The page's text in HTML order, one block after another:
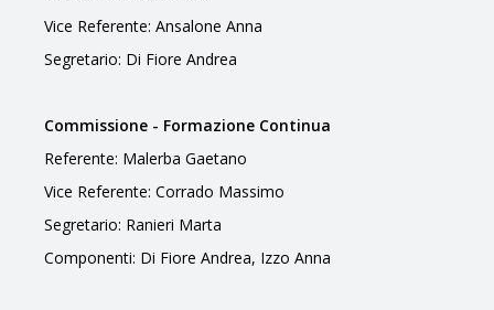
Vice Referente: Ansalone Anna
Segretario: Di Fiore Andrea
Commissione - Formazione Continua
Referente: Malerba Gaetano
Vice Referente: Corrado Massimo
Segretario: Ranieri Marta
Componenti: Di Fiore Andrea, Izzo Anna